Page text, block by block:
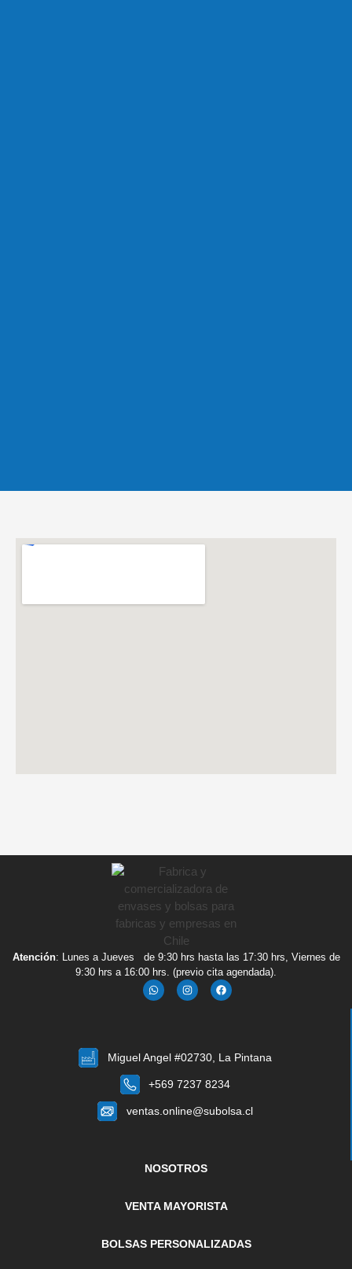
Atención: Lunes a Jueves de 9:30 hrs hasta las 17:30 hrs, Viernes de
9:30 hrs a 16:00 hrs. (previo cita agendada).
Miguel Angel #02730, La Pintana
+569 7237 8234
ventas.online@subolsa.cl
NOSOTROS
VENTA MAYORISTA
BOLSAS PERSONALIZADAS